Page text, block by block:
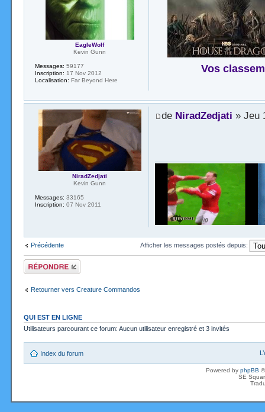
Vos
EagleWolf
Kevin Gunn
Messages: 59177
Inscription: 17 Nov 2012
Localisation: Far Beyond Here
de NiradZedjati » Jeu
NiradZedjati
Kevin Gunn
Messages: 33165
Inscription: 07 Nov 2011
Précédente Afficher les messages postés depuis:
Répondre
Retourner vers Creature Commandos
QUI EST EN LIGNE
Utilisateurs parcourant ce forum: Aucun utilisateur enregistré et 3 invités
Index du forum
Powered by phpBB
SE